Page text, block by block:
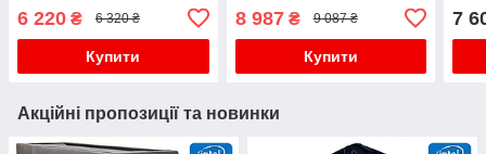
6 220 ₴ 6 320 ₴
Купити
8 987₴ 9 087 ₴
Купити
720
7
Акційні пропозиції та новинки